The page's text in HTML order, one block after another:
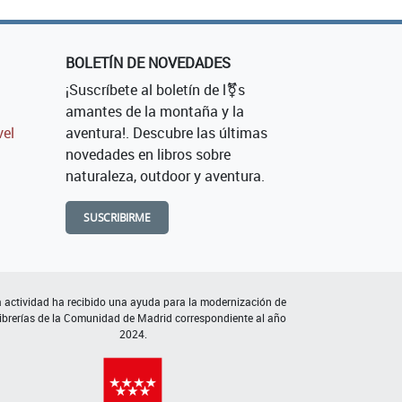
BOLETÍN DE NOVEDADES
¡Suscríbete al boletín de l⚧s
amantes de la montaña y la
aventura!. Descubre las últimas
novedades en libros sobre
naturaleza, outdoor y aventura.
SUSCRIBIRME
actividad ha recibido una ayuda para la modernización de
de la Comunidad de Madrid correspondiente al año
2024.